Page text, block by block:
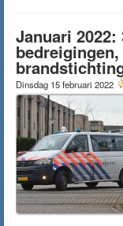
Januari
Dinsdag 15 februari 2022